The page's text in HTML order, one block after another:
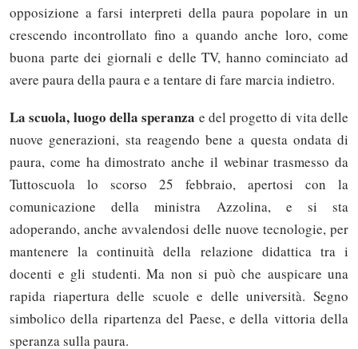
opposizione a farsi interpreti della paura popolare in un
crescendo incontrollato fino a quando anche loro, come
buona parte dei giornali e delle TV, hanno cominciato ad
avere paura della paura e a tentare di fare marcia indietro.
La scuola, luogo della speranza e del progetto di vita delle
nuove generazioni, sta reagendo bene a questa ondata di
paura, come ha dimostrato anche il webinar trasmesso da
Tuttoscuola lo scorso 25 febbraio, apertosi con la
comunicazione della ministra Azzolina, e si sta
adoperando, anche avvalendosi delle nuove tecnologie, per
mantenere la continuità della relazione didattica tra i
docenti e gli studenti. Ma non si può che auspicare una
rapida riapertura delle scuole e delle università. Segno
simbolico della ripartenza del Paese, e della vittoria della
speranza sulla paura.
Solo gli utenti registrati possono
commentare!